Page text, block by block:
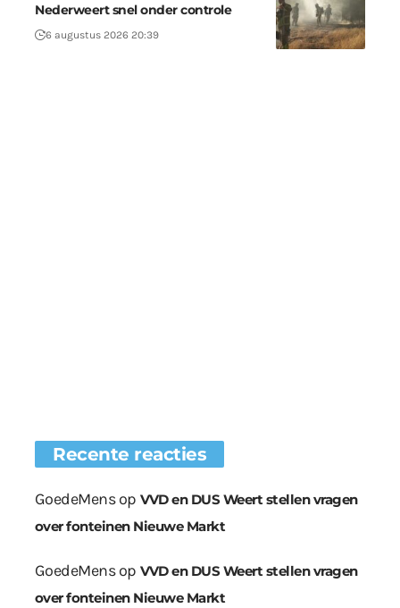
Nederweert snel onder controle
6 augustus 2026 20:39
Recente reacties
GoedeMensop VVD en DUS Weert stellen vragen
over fonteinen Nieuwe Markt
GoedeMensop VVD en DUS Weert stellen vragen
over fonteinen Nieuwe Markt